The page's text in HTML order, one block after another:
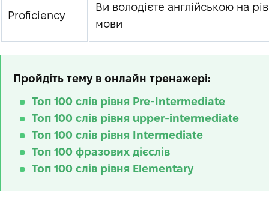
Proficiency
Ви володієте англійською на
мови
Пройдіть тему в онлайн тренажері:
Топ 100 слів рівня Pre-Intermediate
Топ 100 слів рівня upper-intermediate
Топ 100 слів рівня Intermediate
Топ 100 фразових дієслів
Топ 100 слів рівня Elementary